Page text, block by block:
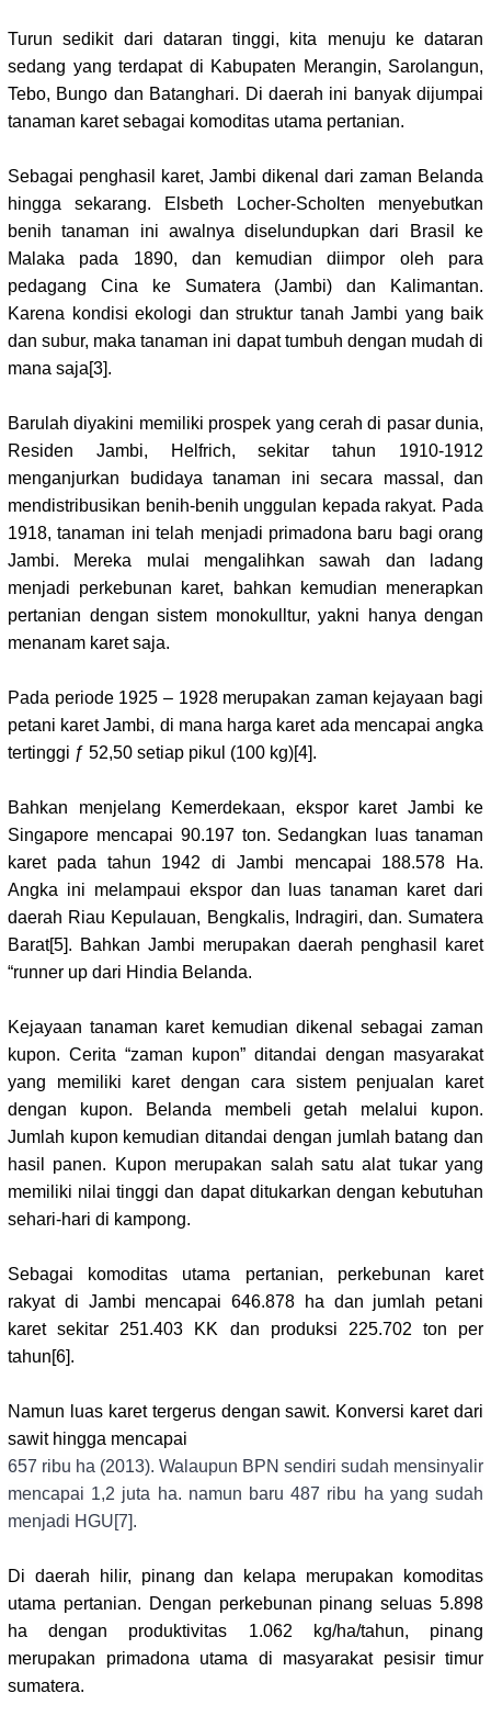
Turun sedikit dari dataran tinggi, kita menuju ke dataran
sedang yang terdapat di Kabupaten Merangin, Sarolangun,
Tebo, Bungo dan Batanghari. Di daerah ini banyak dijumpai
tanaman karet sebagai komoditas utama pertanian.
Sebagai penghasil karet, Jambi dikenal dari zaman Belanda
hingga sekarang.
Elsbeth Locher-Scholten menyebutkan
benih tanaman ini awalnya diselundupkan dari Brasil ke
Malaka pada 1890, dan kemudian diimpor oleh para
pedagang Cina ke Sumatera (Jambi) dan Kalimantan.
Karena kondisi ekologi dan struktur tanah Jambi yang baik
dan subur, maka tanaman ini dapat tumbuh dengan mudah di
mana saja[3].
Barulah diyakini memiliki prospek yang cerah di pasar dunia,
Residen Jambi, Helfrich, sekitar tahun 1910-1912
menganjurkan budidaya tanaman ini secara massal, dan
mendistribusikan benih-benih unggulan kepada rakyat. Pada
1918, tanaman ini telah menjadi primadona baru bagi orang
Jambi. Mereka mulai mengalihkan sawah dan ladang
menjadi perkebunan karet, bahkan kemudian menerapkan
pertanian dengan sistem monokulltur, yakni hanya dengan
menanam karet saja.
Pada periode 1925 – 1928 merupakan zaman kejayaan bagi
petani karet Jambi, di mana harga karet ada mencapai angka
tertinggi ƒ 52,50 setiap pikul (100 kg)[4].
Bahkan menjelang Kemerdekaan, ekspor karet Jambi ke
Singapore mencapai 90.197 ton. Sedangkan luas tanaman
karet pada tahun 1942 di Jambi mencapai 188.578 Ha.
Angka ini melampaui ekspor dan luas tanaman karet dari
daerah Riau Kepulauan, Bengkalis, Indragiri, dan. Sumatera
Barat[5]. Bahkan Jambi merupakan daerah penghasil karet
“runner up dari Hindia Belanda.
Kejayaan tanaman karet kemudian dikenal sebagai zaman
kupon. Cerita “zaman kupon” ditandai dengan masyarakat
yang memiliki karet dengan cara sistem penjualan karet
dengan kupon. Belanda membeli getah melalui kupon.
Jumlah kupon kemudian ditandai dengan jumlah batang dan
hasil panen. Kupon merupakan salah satu alat tukar yang
memiliki nilai tinggi dan dapat ditukarkan dengan kebutuhan
sehari-hari di kampong.
Sebagai komoditas utama pertanian, perkebunan karet
rakyat di Jambi mencapai 646.878 ha dan jumlah petani
karet sekitar 251.403 KK dan produksi 225.702 ton per
tahun[6].
Namun luas karet tergerus dengan sawit. Konversi karet dari
sawit hingga mencapai
657 ribu ha (2013). Walaupun BPN sendiri sudah mensinyalir
mencapai 1,2 juta ha. namun baru 487 ribu ha yang sudah
menjadi HGU[7].
Di daerah hilir, pinang dan kelapa merupakan komoditas
utama pertanian. Dengan perkebunan pinang seluas 5.898
ha dengan produktivitas 1.062 kg/ha/tahun, pinang
merupakan primadona utama di masyarakat pesisir timur
sumatera.